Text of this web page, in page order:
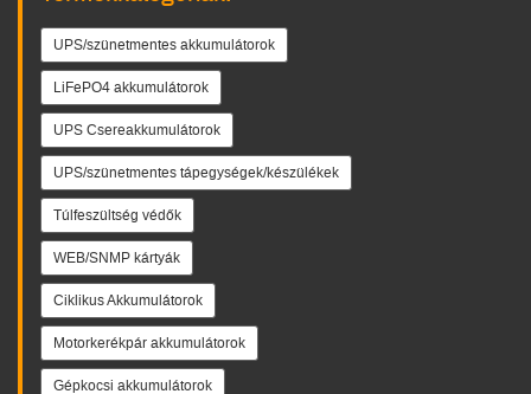
UPS/szünetmentes akkumulátorok
LiFePO4 akkumulátorok
UPS Csereakkumulátorok
UPS/szünetmentes tápegységek/készülékek
Túlfeszültség védők
WEB/SNMP kártyák
Ciklikus Akkumulátorok
Motorkerékpár akkumulátorok
Gépkocsi akkumulátorok